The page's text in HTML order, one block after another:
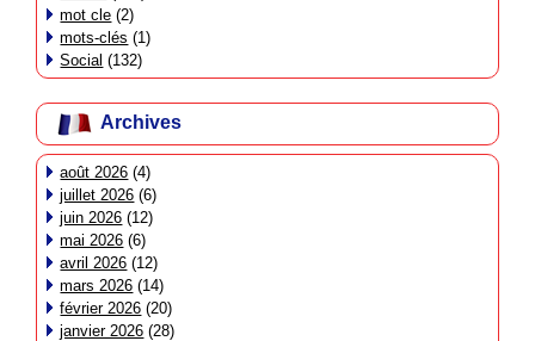
mot cle (2)
mots-clés (1)
Social (132)
Archives
août 2026 (4)
juillet 2026 (6)
juin 2026 (12)
mai 2026 (6)
avril 2026 (12)
mars 2026 (14)
février 2026 (20)
janvier 2026 (28)